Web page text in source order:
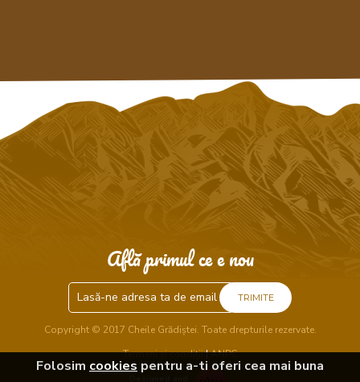
Folosim cookies pentru a-ti oferi cea mai buna
Află primul ce e nou
TRIMITE
Copyright © 2017 Cheile Grădiștei. Toate drepturile rezervate.
Termeni și condiții|ANPC